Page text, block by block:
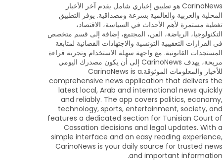
CarinoNews هو تطبيق إخباري شامل يقدم آخر الأخبار
المحلية والعربية والعالمية بسرعة ومصداقية. يوفر التطبيق
تغطية مستمرة لأهم الأحداث في السياسة، الاقتصاد،
التكنولوجيا، الرياضة، الفن، المجتمع، إضافة إلى قسم متخصص
في القرارات التعقيبية التونسية والاجتهادات القضائية لمتابعة
المستجدات القانونية. مع واجهة سهلة الاستخدام وتجربة قراءة
مريحة، يهدف CarinoNews إلى أن يكون مصدرك اليومي
للأخبار والمعلومات الموثوقة.CarinoNews is a
comprehensive news application that delivers the
latest local, Arab and international news quickly
and reliably. The app covers politics, economy,
technology, sports, entertainment, society, and
features a dedicated section for Tunisian Court of
Cassation decisions and legal updates. With a
simple interface and an easy reading experience,
CarinoNews is your daily source for trusted news
and important information.